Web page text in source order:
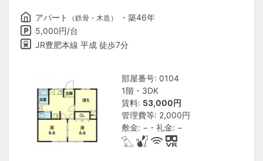
アパート （鉄骨・木造）
・築46年
5,000円/台
JR豊肥本線 平成 徒歩7分
部屋番号: 0104
1階・3DK
賃料: 53,000円
管理費等: 2,000円
敷金: −・礼金: −